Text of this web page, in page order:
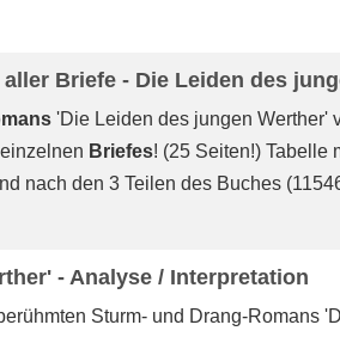
Briefe - Die Leiden des
'Die Leiden des jungen Werther'
Briefes! (25 Seiten!) Tabelle
nach den 3 Teilen des Buches
- Analyse / Interpretation
Sturm- und Drang-Romans